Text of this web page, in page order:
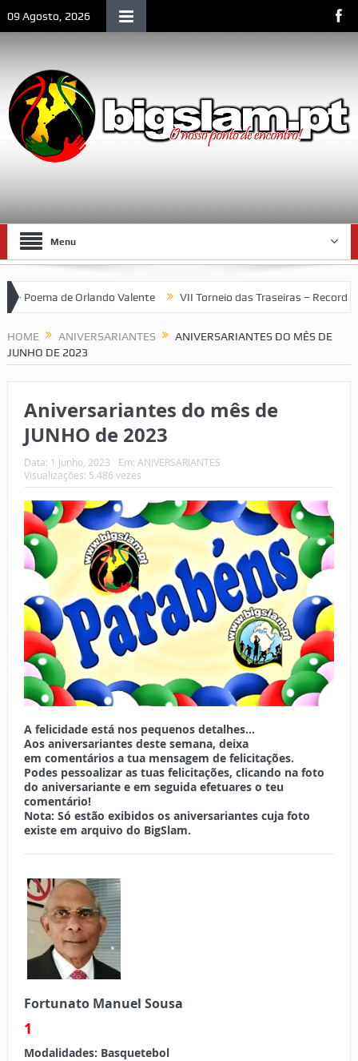
09 Agosto, 2026
Menu
Orlando Valente VII Torneio das Traseiras – Recordando a
HOME ANIVERSARIANTES
ANIVERSARIANTES DO MÊS DE
JUNHO DE 2023
Aniversariantes do mês de
JUNHO de 2023
Data: 1 Junho, 2023 Em: ANIVERSARIANTES
Visualizações: 5.486 vezes
A felicidade está nos pequenos detalhes…
Aos aniversariantes deste semana, deixa
em comentáriosa tua mensagem de felicitações.
Podes pessoalizar as tuas felicitações, clicando na foto
do aniversariante e em seguida efetuares o teu
comentário!
Nota: Só estão exibidos os aniversariantes cuja foto
existe em arquivo do BigSlam.
Fortunato Manuel Sousa
1
Modalidades: Basquetebol